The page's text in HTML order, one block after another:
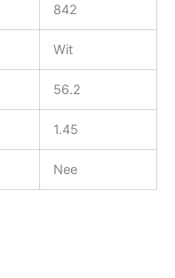
842
Wit
56.2
1.45
Nee